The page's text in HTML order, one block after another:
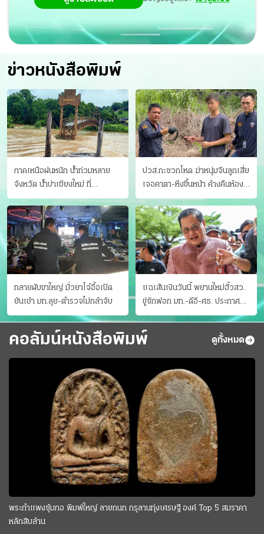
ข่าวหนังสือพิมพ์
ภาคเหนือฝนหนัก น้ำท่วมหลาย
จังหวัด นํ้าบ่าเชียงใหม่ ที่
แม่ฮ่องสอน ซัดสะพานขาด
ปวส.กะซวกโหด ฆ่าหนุ่มจีนลูกเสี่ย
เจอคาตา-หึงขึ้นหน้า ค้างคืนห้อง
แฟนสาว
ทลายผับขาใหญ่ มั่วยาโจ๋อื้อเปิด
ยันเช้า มท.ลุย-ตำรวจไม่กล้าจับ
แฉเส้นเงินวันนี้ พยานใหม่ฮั้วสว.
ขู่ซักฟอก มท.-ดีอี-ศธ. ประกาศ
บัญชีท้องถิ่น
คอลัมน์หนังสือพิมพ์ ดูทั้งหมด
พระกำแพงซุ้มกอ พิมพ์ใหญ่ ลายกนก กรุลานทุ่งเศรษฐี องค์ Top 5 สมราคา
หลักสิบล้าน